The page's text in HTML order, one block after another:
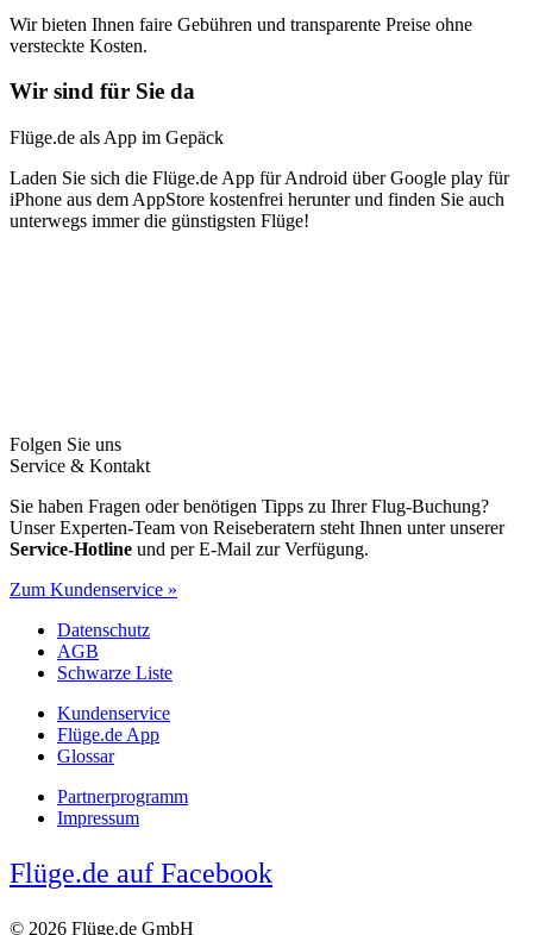
Wir bieten Ihnen faire Gebühren und transparente Preise ohne
versteckte Kosten.
Wir sind für Sie da
Flüge.de als App im Gepäck
Laden Sie sich die Flüge.de App für Android über Google play für
iPhone aus dem AppStore kostenfrei herunter und finden Sie auch
unterwegs immer die günstigsten Flüge!
Folgen Sie uns
Service & Kontakt
Sie haben Fragen oder benötigen Tipps zu Ihrer Flug-Buchung?
Unser Experten-Team von Reiseberatern steht Ihnen unter unserer
Service-Hotline und per E-Mail zur Verfügung.
Zum Kundenservice »
Datenschutz
AGB
Schwarze Liste
Kundenservice
Flüge.de App
Glossar
Partnerprogramm
Impressum
Flüge.de auf Facebook
© 2026 Flüge.de GmbH